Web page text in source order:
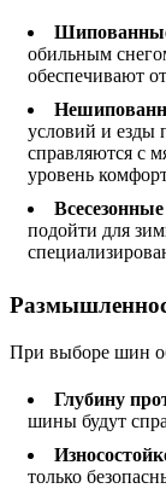
обильным
обеспечивают
условий и
справляются с
уровень
подойти для
При выборе шин
Глубину
шины будут
только